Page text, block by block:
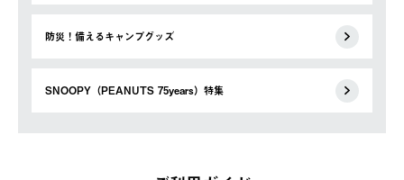
防災！備えるキャンプグッズ
SNOOPY（PEANUTS 75years）特集